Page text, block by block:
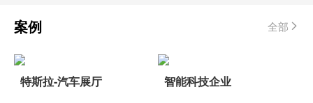
案例 全部
特斯拉-汽车展厅 智能科技企业